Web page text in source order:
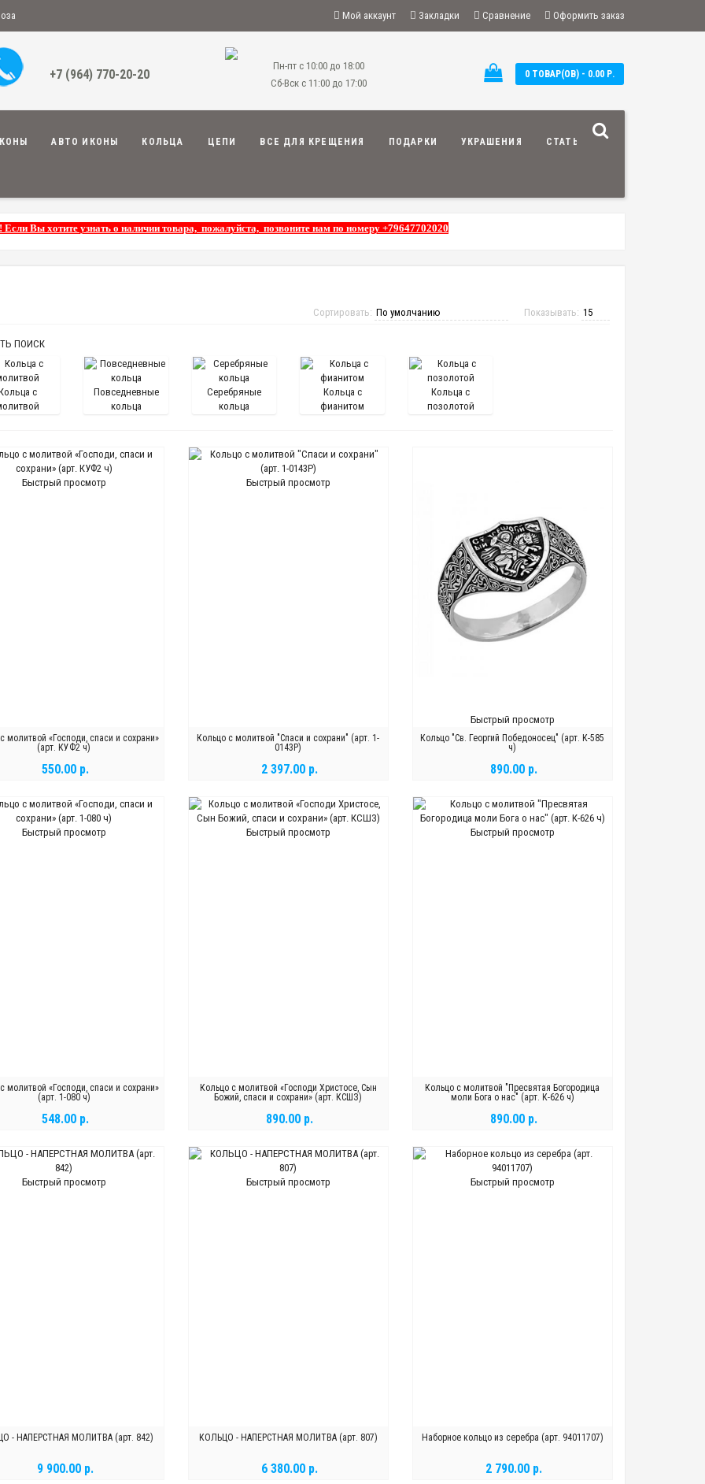
Мой аккаунт Закладки Сравнение Оформить заказ
+7 (964) 770-20-20
Пн-пт с 10:00 до 18:00
Сб-Вск с 11:00 до 17:00
0 ТОВАР(ОВ) - 0.00 Р.
АВТО ИКОНЫ КОЛЬЦА ЦЕПИ ВСЕ ДЛЯ КРЕЩЕНИЯ ПОДАРКИ УКРАШЕНИЯ СТАТЬИ
Если Вы хотите узнать о наличии товара, пожалуйста, позвоните нам по номеру +79647702020
Показывать:
Сортировать:
ПОИСК
с
Повседневные
кольца
Серебряные
кольца
Кольца с
фианитом
Кольца с
позолотой
Быстрый просмотр
молитвой «Господи, спаси и сохрани»
(арт. КУФ2 ч)
550.00 р.
КОРЗИНУ
Быстрый просмотр
Кольцо с молитвой "Спаси и сохрани" (арт. 1-
0143Р)
2 397.00 р.
В КОРЗИНУ
Быстрый просмотр
Кольцо "Св. Георгий Победоносец" (арт. К-585
ч)
890.00 р.
В КОРЗИНУ
Быстрый просмотр
молитвой «Господи, спаси и сохрани»
(арт. 1-080 ч)
548.00 р.
КОРЗИНУ
Быстрый просмотр
Кольцо с молитвой «Господи Христосе, Сын
Божий, спаси и сохрани» (арт. КСШЗ)
890.00 р.
В КОРЗИНУ
Быстрый просмотр
Кольцо с молитвой "Пресвятая Богородица
моли Бога о нас" (арт. К-626 ч)
890.00 р.
В КОРЗИНУ
Быстрый просмотр
- НАПЕРСТНАЯ МОЛИТВА (арт. 842)
9 900.00 р.
Быстрый просмотр
КОЛЬЦО - НАПЕРСТНАЯ МОЛИТВА (арт. 807)
6 380.00 р.
Быстрый просмотр
Наборное кольцо из серебра (арт. 94011707)
2 790.00 р.